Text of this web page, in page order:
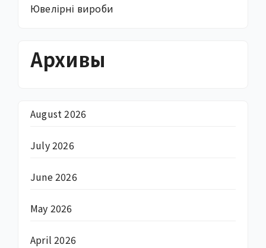
Ювелірні вироби
Архивы
August 2026
July 2026
June 2026
May 2026
April 2026